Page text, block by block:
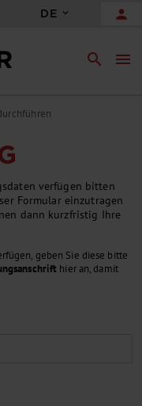
DE person
search menu
verfügen bitten
Formular einzutragen
dann kurzfristig Ihre
geben Sie diese bitte
hier an, damit